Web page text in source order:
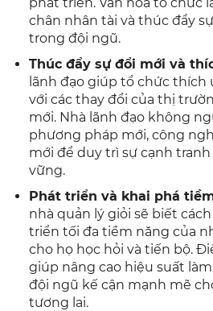
chân nhân tài và thúc đẩy
trong đội ngũ.
Thúc đẩy sự đổi mới và
lãnh đạo giúp tổ chức
với các thay đổi của thị
mới. Nhà lãnh đạo không
phương pháp mới, công
mới để duy trì sự cạnh
vững.
Phát triển và khai phá
nhà quản lý giỏi sẽ biết
triển tối đa tiềm năng của
cho họ học hỏi và tiến bộ.
giúp nâng cao hiệu suất
đội ngũ kế cận mạnh mẽ
tương lai.